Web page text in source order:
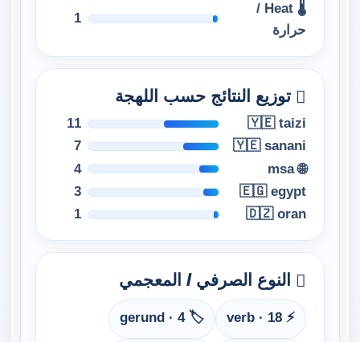
🌡 Heat /
حرارة
1
توزيع النتائج حسب اللهجة
🇾🇪 taizi
11
🇾🇪 sanani
7
🌐 msa
4
🇪🇬 egypt
3
🇩🇿 oran
1
النوع الصرفي / المعجمي
⚡ verb · 18
🏷️ gerund · 4